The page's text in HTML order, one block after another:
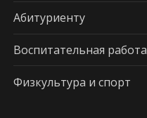
Абитуриенту
Воспитательная работа
Физкультура и спорт